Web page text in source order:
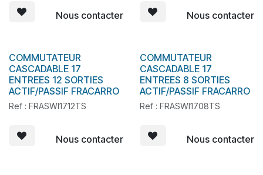
Nous contacter Nous contacter
COMMUTATEUR
CASCADABLE 17
ENTREES 12 SORTIES
ACTIF/PASSIF FRACARRO
Ref : FRASWI1712TS
Nous contacter
COMMUTATEUR
CASCADABLE 17
ENTREES 8 SORTIES
ACTIF/PASSIF FRACARRO
Ref : FRASWI1708TS
Nous contacter